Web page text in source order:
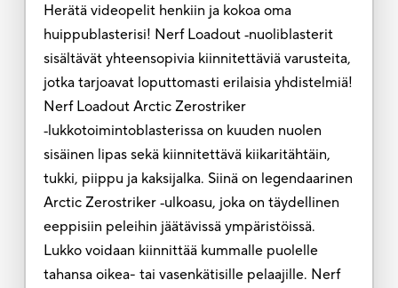
Herätä videopelit henkiin ja kokoa oma
huippublasterisi! Nerf Loadout ‑nuoliblasterit
sisältävät yhteensopivia kiinnitettäviä varusteita,
jotka tarjoavat loputtomasti erilaisia yhdistelmiä!
Nerf Loadout Arctic Zerostriker
‑lukkotoimintoblasterissa on kuuden nuolen
sisäinen lipas sekä kiinnitettävä kiikaritähtäin,
tukki, piippu ja kaksijalka. Siinä on legendaarinen
Arctic Zerostriker ‑ulkoasu, joka on täydellinen
eeppisiin peleihin jäätävissä ympäristöissä.
Lukko voidaan kiinnittää kummalle puolelle
tahansa oikea- tai vasenkätisille pelaajille. Nerf